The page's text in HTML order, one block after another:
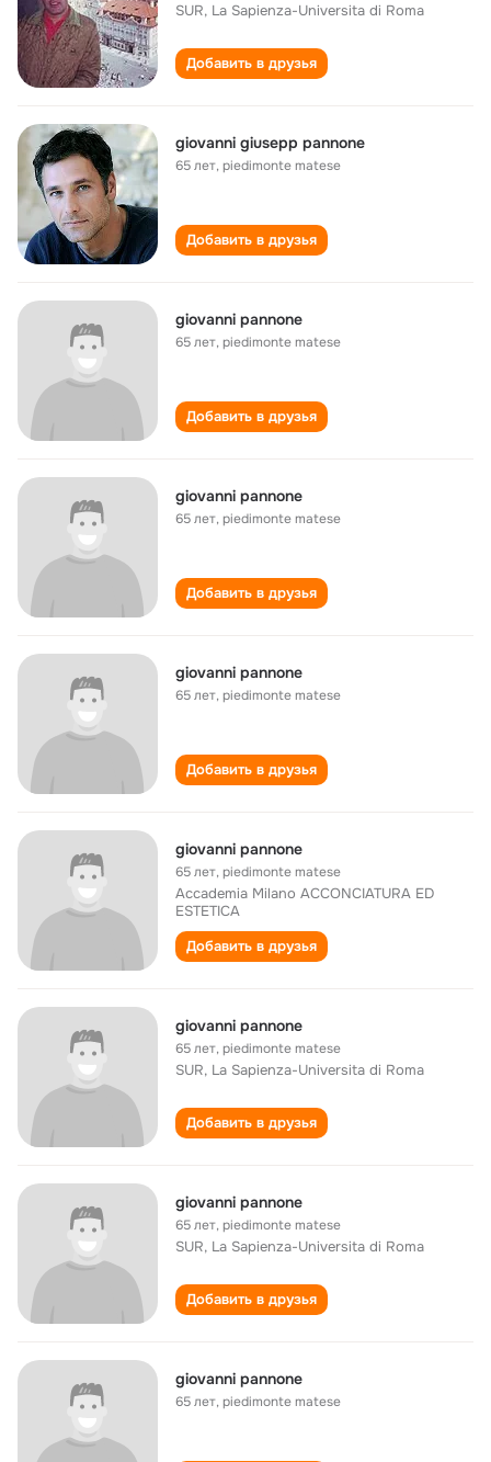
SUR, La Sapienza-Universita di Roma
Добавить в друзья
giovanni giusepp pannone
65 лет,piedimonte matese
Добавить в друзья
giovanni pannone
65 лет,piedimonte matese
Добавить в друзья
giovanni pannone
65 лет,piedimonte matese
Добавить в друзья
giovanni pannone
65 лет,piedimonte matese
Добавить в друзья
giovanni pannone
65 лет,piedimonte matese
Accademia Milano ACCONCIATURA ED
ESTETICA
Добавить в друзья
giovanni pannone
65 лет,piedimonte matese
SUR, La Sapienza-Universita di Roma
Добавить в друзья
giovanni pannone
65 лет,piedimonte matese
SUR, La Sapienza-Universita di Roma
Добавить в друзья
giovanni pannone
65 лет,piedimonte matese